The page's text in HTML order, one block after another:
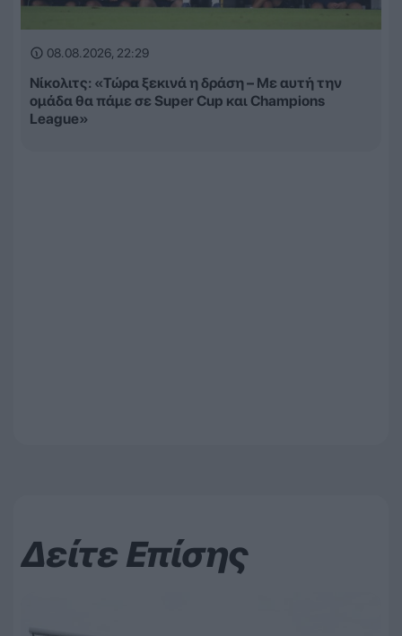
08.08.2026, 22:29
Νίκολιτς: «Τώρα ξεκινά η δράση – Με αυτή την
ομάδα θα πάμε σε Super Cup και Champions
League»
Δείτε Επίσης